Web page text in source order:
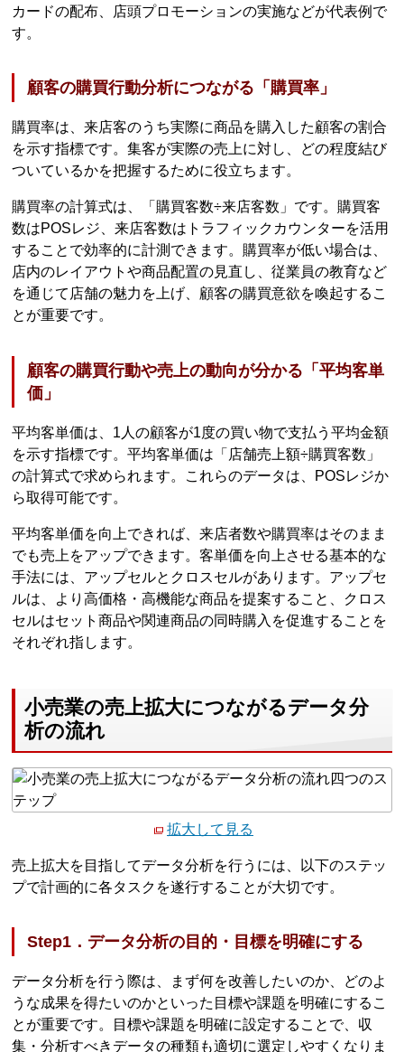
カードの配布、店頭プロモーションの実施などが代表例で
す。
顧客の購買行動分析につながる「購買率」
購買率は、来店客のうち実際に商品を購入した顧客の割合
を示す指標です。集客が実際の売上に対し、どの程度結び
ついているかを把握するために役立ちます。
購買率の計算式は、「購買客数÷来店客数」です。購買客
数はPOSレジ、来店客数はトラフィックカウンターを活用
することで効率的に計測できます。購買率が低い場合は、
店内のレイアウトや商品配置の見直し、従業員の教育など
を通じて店舗の魅力を上げ、顧客の購買意欲を喚起するこ
とが重要です。
顧客の購買行動や売上の動向が分かる「平均客単
価」
平均客単価は、1人の顧客が1度の買い物で支払う平均金額
を示す指標です。平均客単価は「店舗売上額÷購買客数」
の計算式で求められます。これらのデータは、POSレジか
ら取得可能です。
平均客単価を向上できれば、来店者数や購買率はそのまま
でも売上をアップできます。客単価を向上させる基本的な
手法には、アップセルとクロスセルがあります。アップセ
ルは、より高価格・高機能な商品を提案すること、クロス
セルはセット商品や関連商品の同時購入を促進することを
それぞれ指します。
小売業の売上拡大につながるデータ分
析の流れ
拡大して見る
売上拡大を目指してデータ分析を行うには、以下のステッ
プで計画的に各タスクを遂行することが大切です。
Step1．データ分析の目的・目標を明確にする
データ分析を行う際は、まず何を改善したいのか、どのよ
うな成果を得たいのかといった目標や課題を明確にするこ
とが重要です。目標や課題を明確に設定することで、収
集・分析すべきデータの種類も適切に選定しやすくなりま